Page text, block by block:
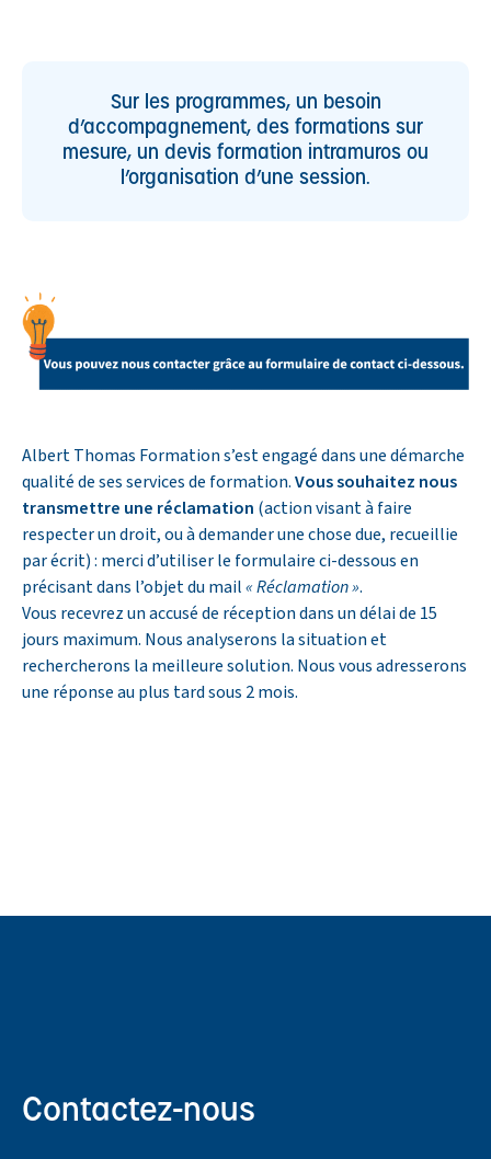
Sur les programmes, un besoin
d’accompagnement, des formations sur
mesure, un devis formation intramuros ou
l’organisation d’une session.
Albert Thomas Formation s’est engagé dans une démarche
qualité de ses services de formation.Vous souhaitez nous
transmettre une réclamation (action visant à faire
respecter un droit, ou à demander une chose due, recueillie
par écrit) : merci d’utiliser le formulaire ci-dessous en
précisant dans l’objet du mail« Réclamation ».
Vous recevrez un accusé de réception dans un délai de 15
jours maximum. Nous analyserons la situation et
rechercherons la meilleure solution. Nous vous adresserons
une réponse au plus tard sous 2 mois.
Contactez-nous